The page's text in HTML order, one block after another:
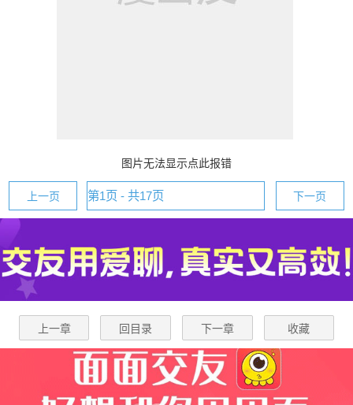
图片无法显示点此报错
上一页 下一页
上一章 回目录 下一章 收藏